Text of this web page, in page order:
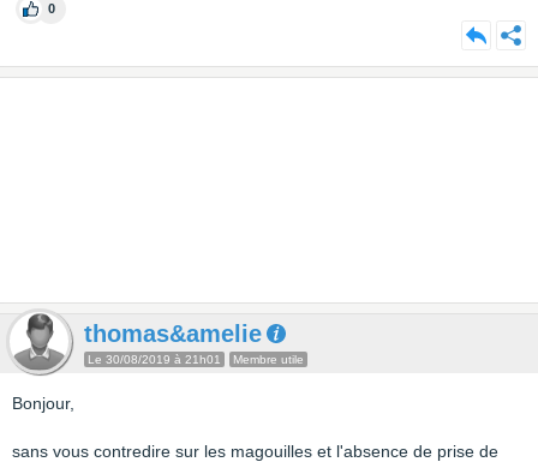
0
thomas&amelie
Le 30/08/2019 à 21h01 Membre utile
Bonjour,
sans vous contredire sur les magouilles et l'absence de prise de